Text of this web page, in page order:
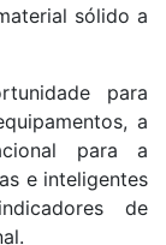
sólido a
para
a
para a
e inteligentes
de